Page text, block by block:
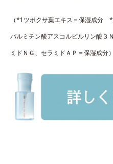
（*1ツボクサ葉エキス＝保湿成
パルミチン酸アスコルビルリン酸３
ミドＮＧ、セラミドＡＰ＝保湿成分）